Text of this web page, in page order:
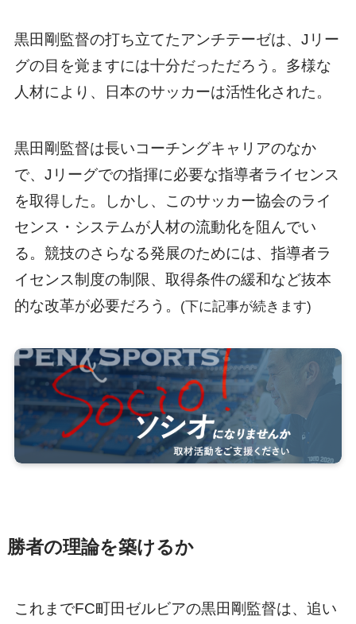
黒田剛監督の打ち立てたアンチテーゼは、Jリー
グの目を覚ますには十分だっただろう。多様な
人材により、日本のサッカーは活性化された。
黒田剛監督は長いコーチングキャリアのなか
で、Jリーグでの指揮に必要な指導者ライセンス
を取得した。しかし、このサッカー協会のライ
センス・システムが人材の流動化を阻んでい
る。競技のさらなる発展のためには、指導者ラ
イセンス制度の制限、取得条件の緩和など抜本
的な改革が必要だろう。
(下に記事が続きます)
勝者の理論を築けるか
これまでFC町田ゼルビアの黒田剛監督は、追い